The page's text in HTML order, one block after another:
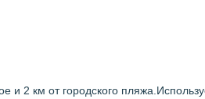
2 км от городского